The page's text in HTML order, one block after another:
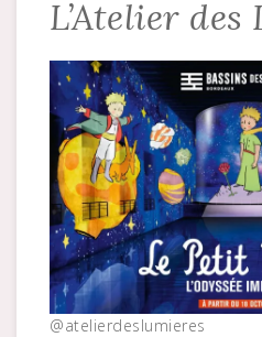
L’Atelier
@atelierdeslumieres